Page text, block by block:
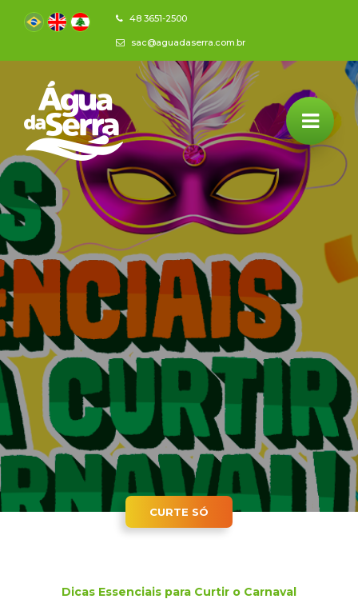
48 3651-2500
sac@aguadaserra.com.br
CURTE SÓ
Dicas Essenciais para Curtir o Carnaval